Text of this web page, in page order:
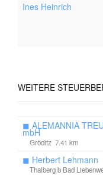
Ines Heinrich
WEITERE
◼ ALEMANNIA
mbH
Gröditz 7.41 km
◼ Herbert Lehmann
Thalberg b Bad